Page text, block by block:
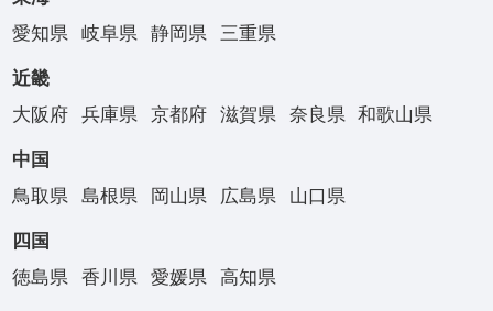
愛知県
岐阜県 静岡県 三重県
近畿
大阪府
兵庫県 京都府 滋賀県 奈良県 和歌山県
中国
鳥取県
島根県 岡山県 広島県 山口県
四国
徳島県
香川県 愛媛県 高知県